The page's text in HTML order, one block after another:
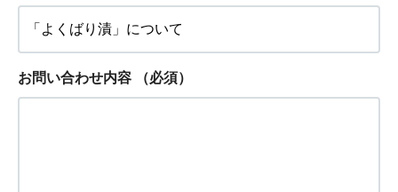
お問い合わせ内容 （必須）